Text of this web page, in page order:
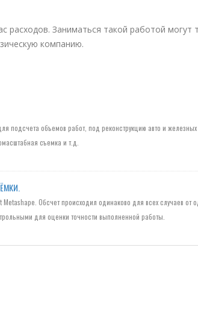
расходов. Заниматься такой работой могут
компанию.
подсчета объемов работ, под реконструкцию авто и железных
съемка и т.д.
Обсчет происходил одинаково для всех случаев от
для оценки точности выполненной работы.